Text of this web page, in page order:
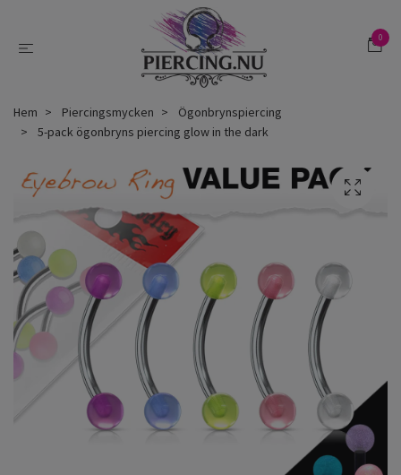
0
Hem Piercingsmycken
Ögonbrynspiercing
5-pack ögonbryns piercing glow in the dark